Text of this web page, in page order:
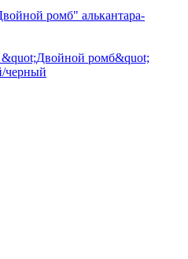
ромб" алькантара-